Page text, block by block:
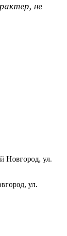
не
Новгород, ул.
ул.